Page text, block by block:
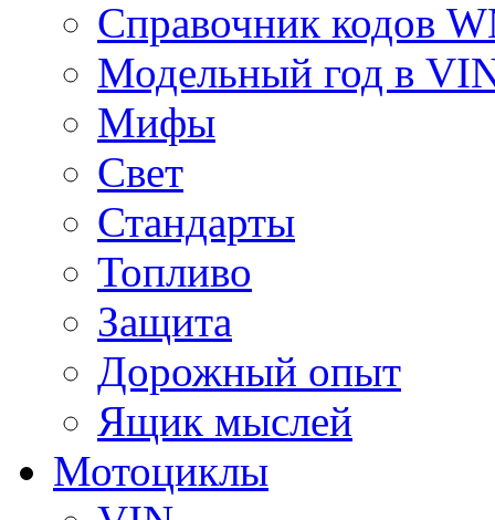
Справочник кодов
Модельный год в
Мифы
Свет
Стандарты
Топливо
Защита
Дорожный опыт
Ящик мыслей
Мотоциклы